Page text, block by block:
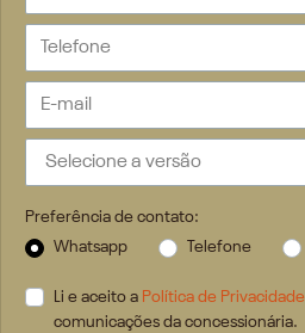
Preferência de contato:
Whatsapp
Telefone
Li e aceito a Política de Privacidade
comunicações da concessionária.